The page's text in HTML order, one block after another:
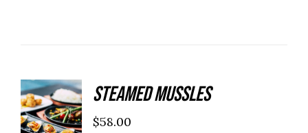
ADD TO
CART
/
Steamed Mussles
$58.00